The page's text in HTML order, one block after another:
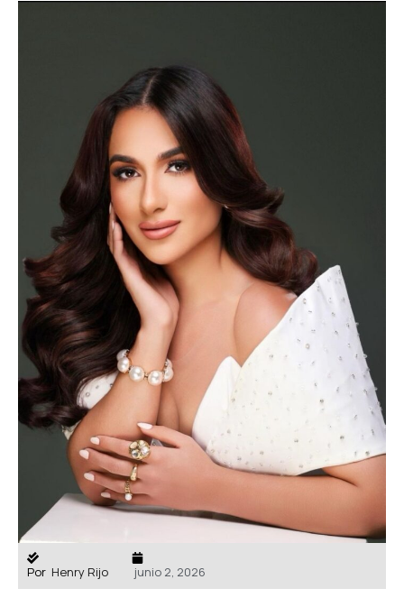
Por Henry Rijo junio 2, 2026